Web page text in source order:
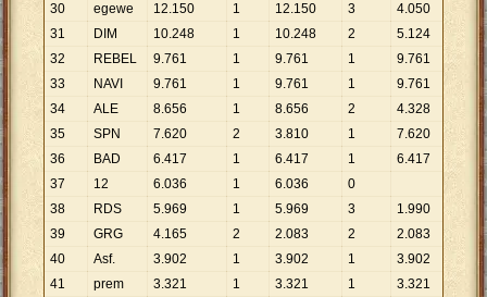
30
egewe 12.150 1 12.150 3 4.050
31
DIM 10.248 1 10.248 2 5.124
32
REBEL 9.761 1 9.761 1 9.761
33
NAVI 9.761 1 9.761 1 9.761
34
ALE 8.656 1 8.656 2 4.328
35
SPN 7.620 2 3.810 1 7.620
36
BAD 6.417 1 6.417 1 6.417
37
12 6.036 1 6.036
0
38
RDS 5.969 1 5.969 3 1.990
39
GRG 4.165 2 2.083 2 2.083
40
Asf. 3.902 1 3.902 1 3.902
41
prem 3.321 1 3.321 1 3.321